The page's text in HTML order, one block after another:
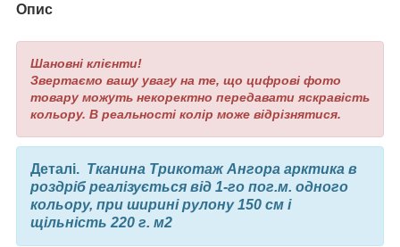
Опис
Шановні клієнти!
Звертаємо вашу увагу на те, що цифрові фото
товару можуть некоректно передавати яскравість
кольору. В реальності колір може відрізнятися.
Деталі. Тканина Трикотаж Ангора арктика в
роздріб реалізується від 1-го пог.м. одного
кольору, при ширині рулону 150 см і
щільність 220 г. м2